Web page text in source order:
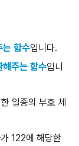
는 함수입니다.
주는 함수입니
일종의 부호 체
122에 해당한